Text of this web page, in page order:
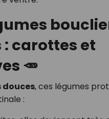
carottes et
🥕
douces, ces légumes
: